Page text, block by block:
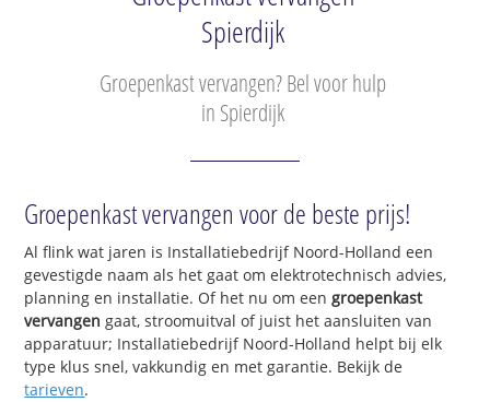
Spierdijk
Groepenkast vervangen? Bel voor hulp
in Spierdijk
Groepenkast vervangen voor de beste prijs!
Al flink wat jaren is Installatiebedrijf Noord-Holland een
gevestigde naam als het gaat om elektrotechnisch advies,
planning en installatie. Of het nu om eengroepenkast
vervangen gaat, stroomuitval of juist het aansluiten van
apparatuur; Installatiebedrijf Noord-Holland helpt bij elk
type klus snel, vakkundig en met garantie. Bekijk de
tarieven.